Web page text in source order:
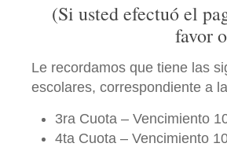
(Si usted efectuó el
favor
Le recordamos que tiene las
escolares, correspondiente a
3ra Cuota – Vencimiento
4ta Cuota – Vencimiento